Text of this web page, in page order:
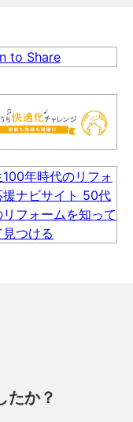
たか？